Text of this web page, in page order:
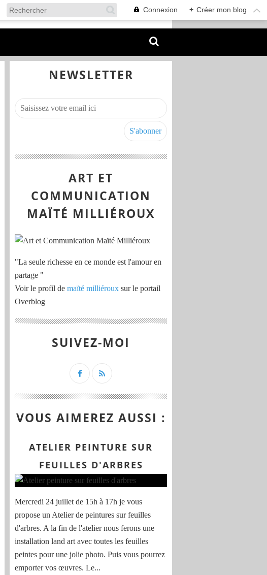
Connexion + Créer mon blog
NEWSLETTER
ART ET
COMMUNICATION
MAÏTÉ MILLIÉROUX
"La seule richesse en ce monde est l'amour en
partage "
Voir le profil de maïté milliéroux sur le portail
Overblog
SUIVEZ-MOI
VOUS AIMEREZ AUSSI :
ATELIER PEINTURE SUR
FEUILLES D'ARBRES
Mercredi 24 juillet de 15h à 17h je vous
propose un Atelier de peintures sur feuilles
d'arbres. A la fin de l'atelier nous ferons une
installation land art avec toutes les feuilles
peintes pour une jolie photo. Puis vous pourrez
emporter vos œuvres. Le...